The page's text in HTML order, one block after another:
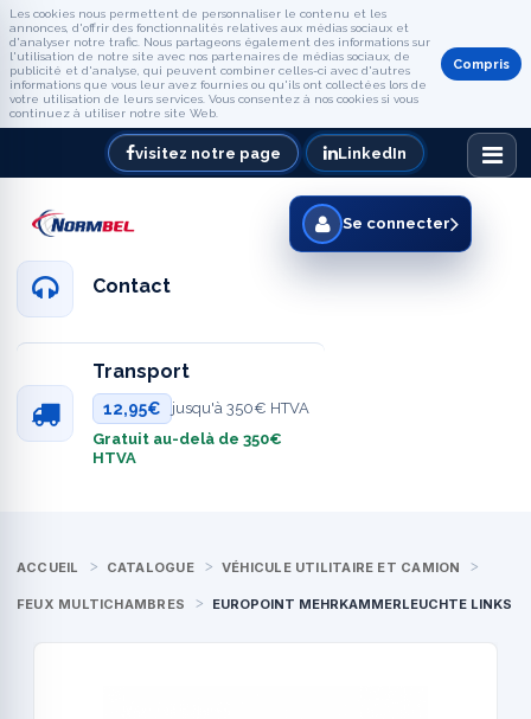
Les cookies nous permettent de personnaliser le contenu et les
annonces, d'offrir des fonctionnalités relatives aux médias sociaux et
d'analyser notre trafic. Nous partageons également des informations sur
l'utilisation de notre site avec nos partenaires de médias sociaux, de
publicité et d'analyse, qui peuvent combiner celles-ci avec d'autres
informations que vous leur avez fournies ou qu'ils ont collectées lors de
votre utilisation de leurs services. Vous consentez à nos cookies si vous
continuez à utiliser notre site Web.
Compris
visitez notre page LinkedIn
Contact
Transport
12,95€
jusqu'à 350€ HTVA
Gratuit au-delà de 350€
HTVA
Se connecter
ACCUEIL CATALOGUE VÉHICULE UTILITAIRE ET CAMION
FEUX MULTICHAMBRES EUROPOINT MEHRKAMMERLEUCHTE LINKS